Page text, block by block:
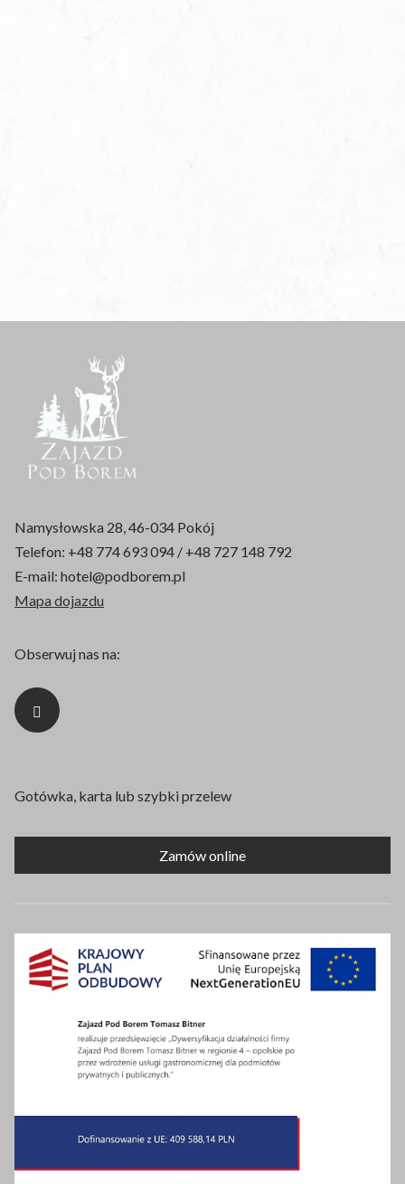
Namysłowska 28, 46-034 Pokój
Telefon: +48 774 693 094 / +48 727 148 792
E-mail: hotel@podborem.pl
Mapa dojazdu
Obserwuj nas na:
Gotówka, karta lub szybki przelew
Zamów online